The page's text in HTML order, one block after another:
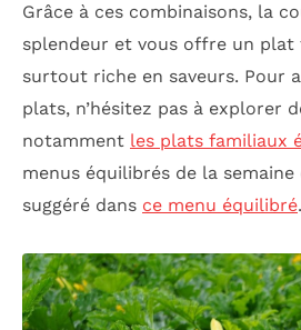
Grâce à ces combinaisons, la
splendeur et vous offre un plat
surtout riche en saveurs. Pour
plats, n’hésitez pas à explorer
notamment les plats familiaux
menus équilibrés de la
suggéré dans ce menu équilibré.